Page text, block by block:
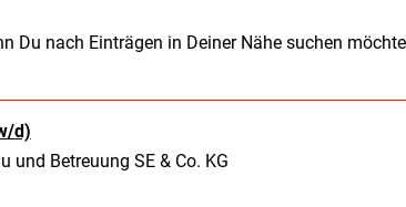
Du nach Einträgen in Deiner Nähe suchen
d)
und Betreuung SE & Co. KG